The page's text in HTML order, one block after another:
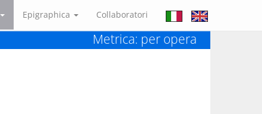
Epigraphica Collaboratori
Metrica: per opera